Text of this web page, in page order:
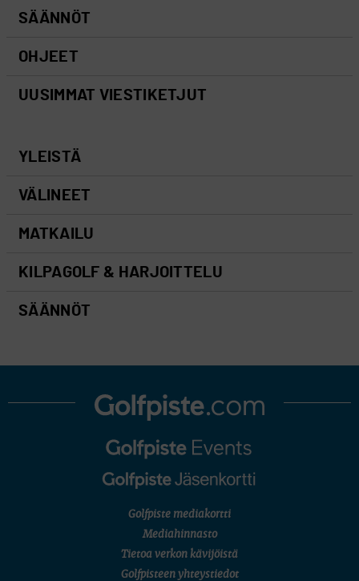
SÄÄNNÖT
OHJEET
UUSIMMAT VIESTIKETJUT
YLEISTÄ
VÄLINEET
MATKAILU
KILPAGOLF & HARJOITTELU
SÄÄNNÖT
Golfpiste mediakortti
Mediahinnasto
Tietoa verkon kävijöistä
Golfpisteen yhteystiedot